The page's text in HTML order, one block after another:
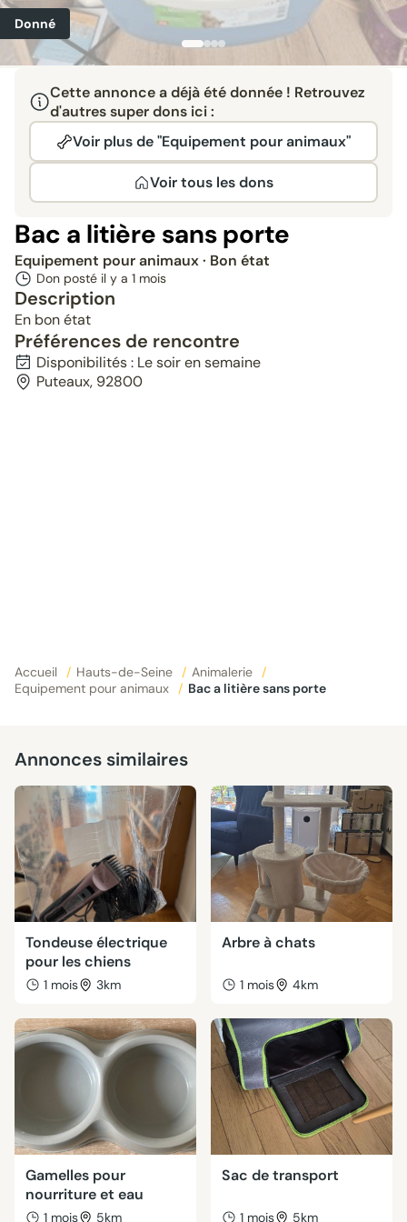
Donné
Cette annonce a déjà été donnée ! Retrouvez
d'autres super dons ici :
Voir plus de "Equipement pour animaux"
Voir tous les dons
Bac a litière sans porte
Equipement pour animaux· Bon état
Don posté il y a 1 mois
Description
En bon état
Préférences de rencontre
Disponibilités : Le soir en semaine
Puteaux, 92800
Accueil / Hauts-de-Seine / Animalerie
/
Equipement pour animaux
/ Bac a litière sans porte
Annonces similaires
Tondeuse électrique
pour les chiens
1 mois 3km
Arbre à chats
1 mois 4km
Gamelles pour
nourriture et eau
1 mois 5km
Sac de transport
1 mois 5km